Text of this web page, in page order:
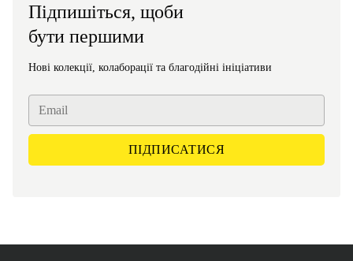
Підпишіться, щоби
бути першими
Нові колекції, колаборації та благодійні ініціативи